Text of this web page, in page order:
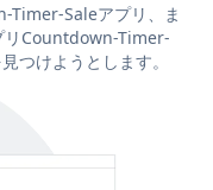
Timer-Saleアプリ、ま
Countdown-Timer-
けようとします。